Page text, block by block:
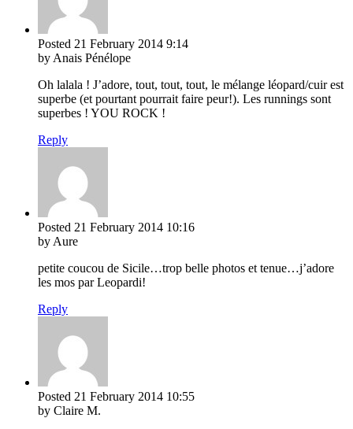
Posted 21 February 2014 9:14
by Anais Pénélope
Oh lalala ! J’adore, tout, tout, tout, le mélange léopard/cuir est
superbe (et pourtant pourrait faire peur!). Les runnings sont
superbes ! YOU ROCK !
Reply
Posted 21 February 2014 10:16
by Aure
petite coucou de Sicile…trop belle photos et tenue…j’adore
les mos par Leopardi!
Reply
Posted 21 February 2014 10:55
by Claire M.